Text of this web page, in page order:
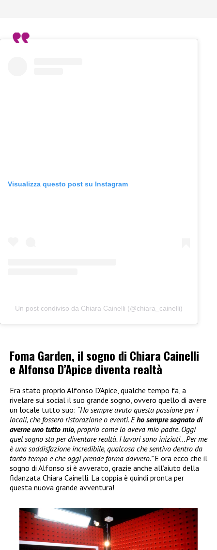
Visualizza questo post su Instagram
Un post condiviso da Chiara Cainelli (@chiara_cainelli)
Foma Garden, il sogno di Chiara Cainelli
e Alfonso D’Apice diventa realtà
Era stato proprio Alfonso D’Apice, qualche tempo fa, a
rivelare sui social il suo grande sogno, ovvero quello di avere
un locale tutto suo: “Ho sempre avuto questa passione per i
locali, che fossero ristorazione o eventi. Eho sempre sognato di
averne uno tutto mio, proprio come lo aveva mio padre. Oggi
quel sogno sta per diventare realtà. I lavori sono iniziati…Per me
è una soddisfazione incredibile, qualcosa che sentivo dentro da
tanto tempo e che oggi prende forma davvero.”E ora ecco che il
sogno di Alfonso si è avverato, grazie anche all’aiuto della
fidanzata Chiara Cainelli. La coppia è quindi pronta per
questa nuova grande avventura!